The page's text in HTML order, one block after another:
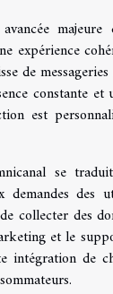
majeure
expérience
de
constante et
est
se
demandes des
collecter des
et le
intégration de